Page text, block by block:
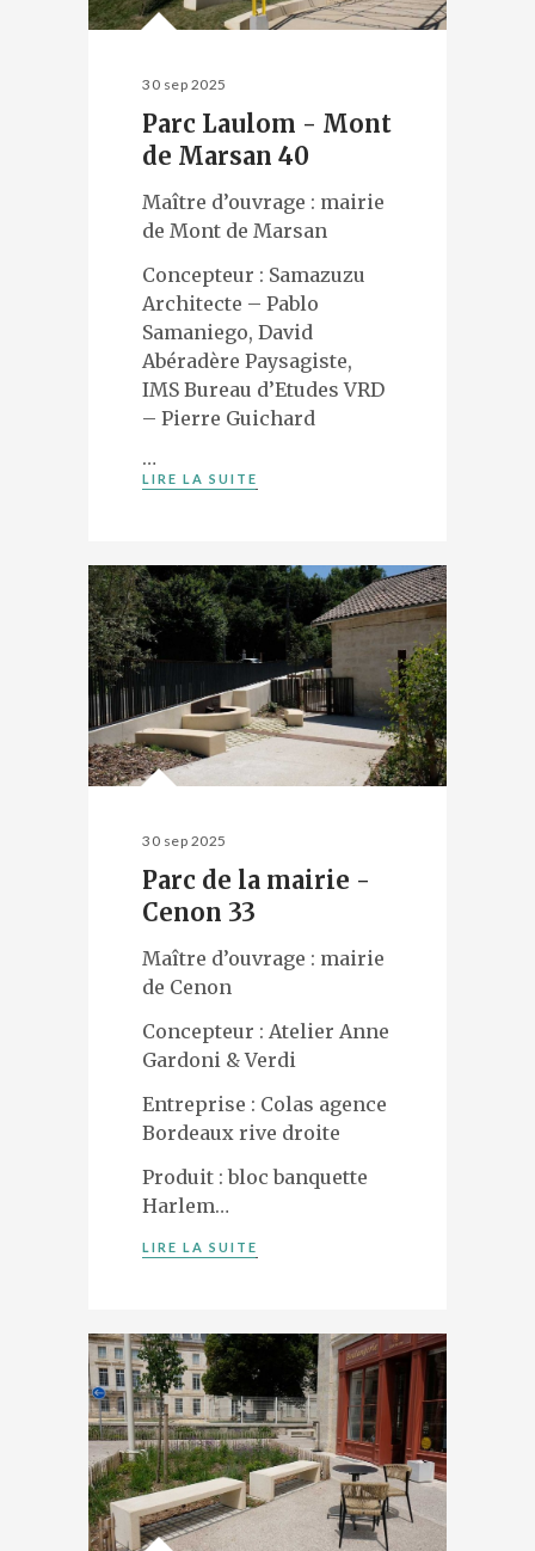
30 sep 2025
Parc Laulom - Mont
de Marsan 40
Maître d’ouvrage : mairie
de Mont de Marsan
Concepteur : Samazuzu
Architecte – Pablo
Samaniego, David
Abéradère Paysagiste,
IMS Bureau d’Etudes VRD
– Pierre Guichard
…
LIRE LA SUITE
30 sep 2025
Parc de la mairie -
Cenon 33
Maître d’ouvrage : mairie
de Cenon
Concepteur : Atelier Anne
Gardoni & Verdi
Entreprise : Colas agence
Bordeaux rive droite
Produit : bloc banquette
Harlem…
LIRE LA SUITE